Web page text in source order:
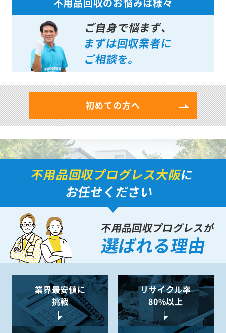
ご自身で悩まず、
まずは回収業者に
ご相談を。
初めての方へ
不用品回収プログレス大阪に
お任せください
不用品回収プログレスが
選ばれる理由
業界最安値に
挑戦
リサイクル率
80%以上